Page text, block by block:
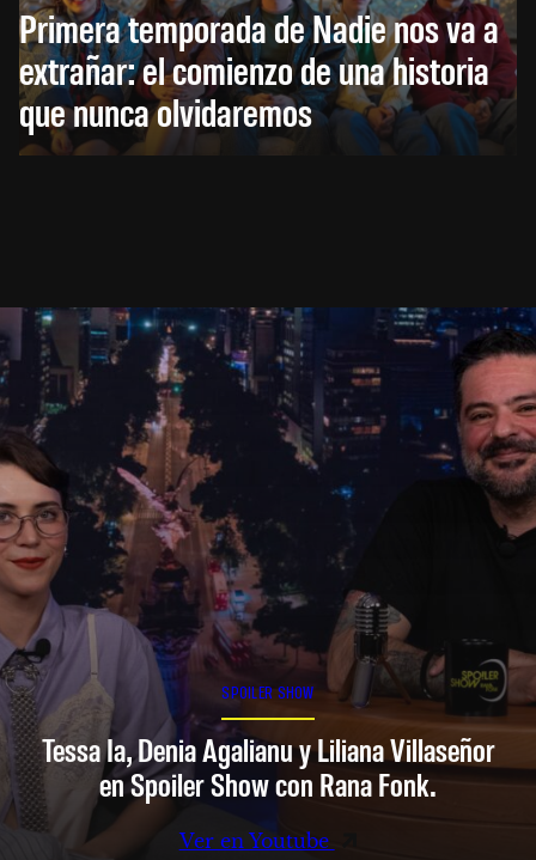
Primera temporada de Nadie nos va a
extrañar: el comienzo de una historia
que nunca olvidaremos
SPOILER SHOW
Tessa Ia, Denia Agalianu y Liliana Villaseñor
en Spoiler Show con Rana Fonk.
Ver en Youtube